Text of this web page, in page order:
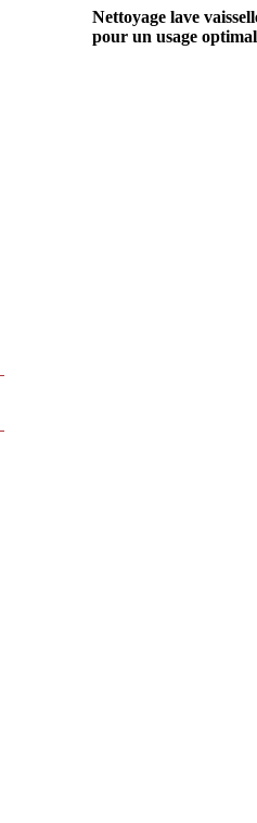
Nettoyage lave
pour un usage optimal